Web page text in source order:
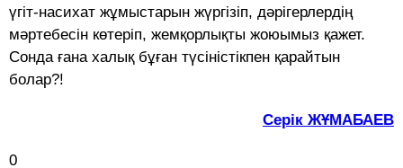
үгіт-насихат жұмыстарын жүргізіп, дәрігер­лердің
мәртебесін көтеріп, жемқорлықты жоюымыз қажет.
Сонда ғана халық бұған түсіністікпен қарайтын
болар?!
Серік ЖҰМАБАЕВ
0